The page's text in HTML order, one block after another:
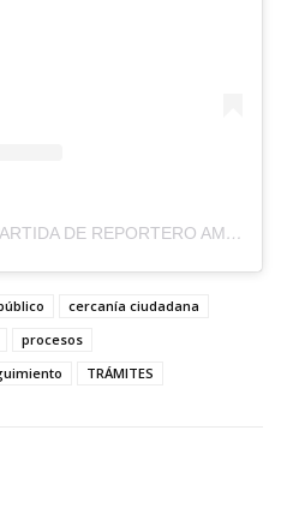
UNA PUBLICACIÓN COMPARTIDA DE REPORTERO AMBULANTE (@REPORTEROAMBULANTE)
cercanía ciudadana
procesos
TRÁMITES